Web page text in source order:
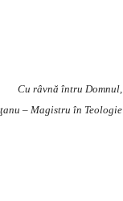
Cu râvnă întru Domnul,
– Magistru în Teologie